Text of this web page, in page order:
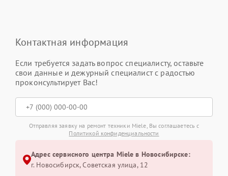
Контактная информация
Если требуется задать вопрос специалисту, оставьте
свои данные и дежурный специалист с радостью
проконсультирует Вас!
Отправляя заявку на ремонт техники Miele, Вы соглашаетесь с
Политикой конфиденциальности
Адрес сервисного центра Miele в Новосибирске:
г. Новосибирск, Советская улица, 12